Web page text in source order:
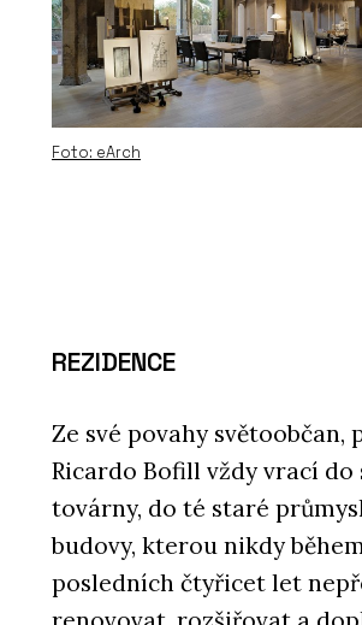
Foto: eArch
REZIDENCE
Ze své povahy světoobčan,
Ricardo Bofill vždy vrací do
továrny, do té staré
budovy, kterou nikdy během
posledních čtyřicet let